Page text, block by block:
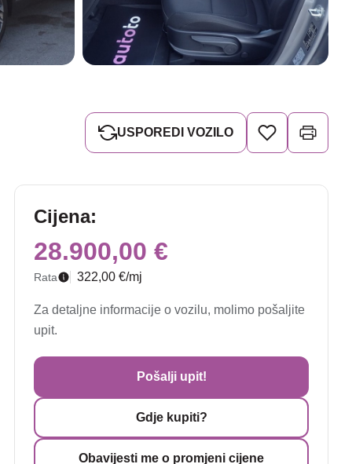
USPOREDI VOZILO
Cijena:
28.900,00 €
Rata 322,00 €/mj
Za detaljne informacije o vozilu, molimo pošaljite
upit.
Pošalji upit!
Gdje kupiti?
Obavijesti me o promjeni cijene